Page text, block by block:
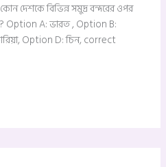
দেশকে বিভিন্ন সমুদ্র বন্দরের ওপর
Option A: ভারত , Option B:
Option D: চিন, correct